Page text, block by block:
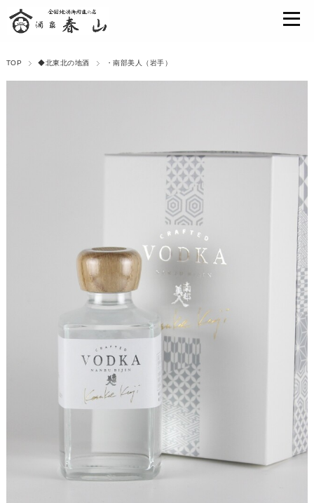
TOP ◆北東北の地酒 ・南部美人（岩手）